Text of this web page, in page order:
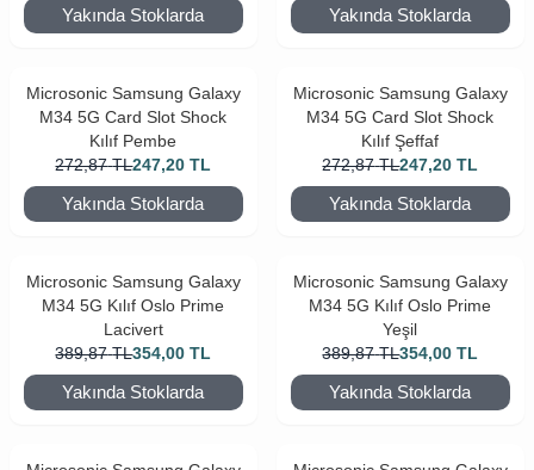
Yakında Stoklarda Yakında Stoklarda
Microsonic Samsung Galaxy
M34 5G Card Slot Shock
Kılıf Pembe
272,87 TL247,20 TL
Yakında Stoklarda
Microsonic Samsung Galaxy
M34 5G Card Slot Shock
Kılıf Şeffaf
272,87 TL247,20 TL
Yakında Stoklarda
Microsonic Samsung Galaxy
M34 5G Kılıf Oslo Prime
Lacivert
389,87 TL354,00 TL
Yakında Stoklarda
Microsonic Samsung Galaxy
M34 5G Kılıf Oslo Prime
Yeşil
389,87 TL354,00 TL
Yakında Stoklarda